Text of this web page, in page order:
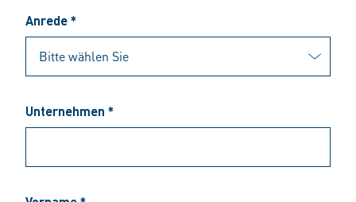
Anrede *
Unternehmen *